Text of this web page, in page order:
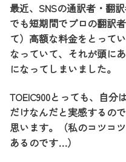
最近、SNSの通訳者・翻
でも短期間でプロの翻訳
て）高額な料金をとって
なっていて、それが頭に
になってしまいました。
TOEIC900とっても、自分
だけなんだと実感するの
思います。（私のコツコ
あるのです…）